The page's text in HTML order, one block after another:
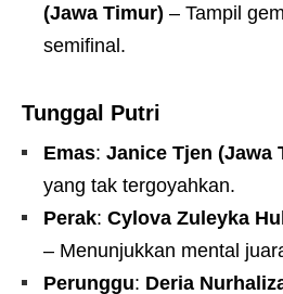
(Jawa Timur) – Tampil
semifinal.
Tunggal Putri
Emas: Janice Tjen (Jawa
yang tak tergoyahkan.
Perak: Cylova Zuleyka
– Menunjukkan mental
Perunggu: Deria